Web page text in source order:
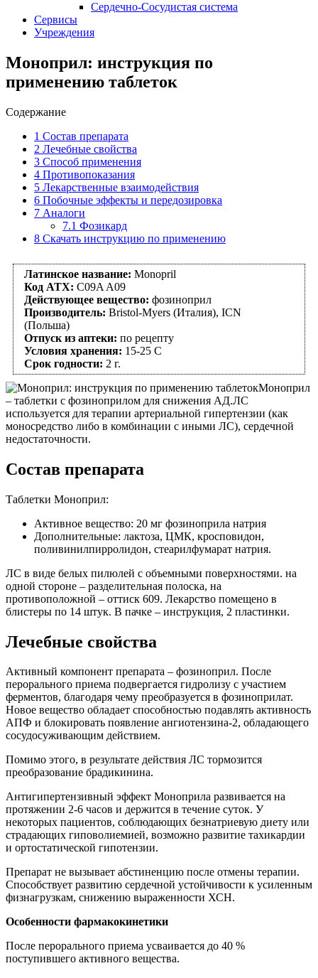
Сердечно-Сосудистая система
Сервисы
Учреждения
Моноприл: инструкция по
применению таблеток
Содержание
1 Состав препарата
2 Лечебные свойства
3 Способ применения
4 Противопоказания
5 Лекарственные взаимодействия
6 Побочные эффекты и передозировка
7 Аналоги
7.1 Фозикард
8 Скачать инструкцию по применению
Латинское название: Monopril
Код АТХ: C09A A09
Действующее вещество: фозиноприл
Производитель: Bristol-Myers (Италия), ICN
(Польша)
Отпуск из аптеки: по рецепту
Условия хранения: 15-25 C
Срок годности: 2 г.
Моноприл
– таблетки с фозиноприлом для снижения АД.ЛС
используется для терапии артериальной гипертензии (как
моносредство либо в комбинации с иными ЛС), сердечной
недостаточности.
Состав препарата
Таблетки Моноприл:
Активное вещество: 20 мг фозиноприла натрия
Дополнительные: лактоза, ЦМК, кросповидон,
поливинилпирролидон, стеарилфумарат натрия.
ЛС в виде белых пилюлей с объемными поверхностями. на
одной стороне – разделительная полоска, на
противоположной – оттиск 609. Лекарство помещено в
блистеры по 14 штук. В пачке – инструкция, 2 пластинки.
Лечебные свойства
Активный компонент препарата – фозиноприл. После
перорального приема подвергается гидролизу с участием
ферментов, благодаря чему преобразуется в фозиноприлат.
Новое вещество обладает способностью подавлять активность
АПФ и блокировать появление ангиотензина-2, обладающего
сосудосуживающим действием.
Помимо этого, в результате действия ЛС тормозится
преобразование брадикинина.
Антигипертензивный эффект Моноприла развивается на
протяжении 2-6 часов и держится в течение суток. У
некоторых пациентов, соблюдающих безнатриевую диету или
страдающих гиповолиемией, возможно развитие тахикардии
и ортостатической гипотензии.
Препарат не вызывает абстиненцию после отмены терапии.
Способствует развитию сердечной устойчивости к усиленным
физнагрузкам, снижению выраженности ХСН.
Особенности фармакокинетики
После перорального приема усваивается до 40 %
поступившего активного вещества.